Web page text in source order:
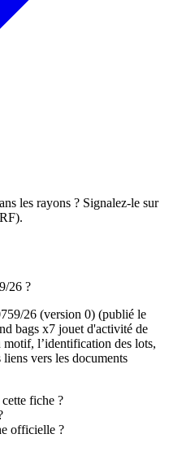
les rayons ? Signalez-le sur
.
26 ?
26 (version 0) (publié le
bags x7 jouet d'activité de
motif, l’identification des lots,
vers les documents
fiche ?
officielle ?